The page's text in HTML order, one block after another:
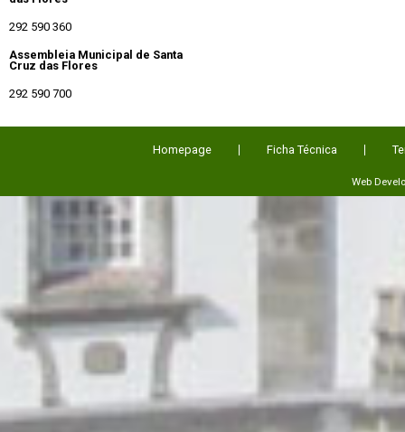
292 590 360
Assembleia Municipal de Santa
Cruz das Flores
292 590 700
Homepage Ficha Técnica
Web